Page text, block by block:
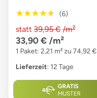
★★★★★
★★★★★ (6)
statt 39,95 € /m²
33,90 € /m²
1 Paket: 2,21 m² zu 74,92 €
Lieferzeit: 12 Tage
GRATIS
MUSTER